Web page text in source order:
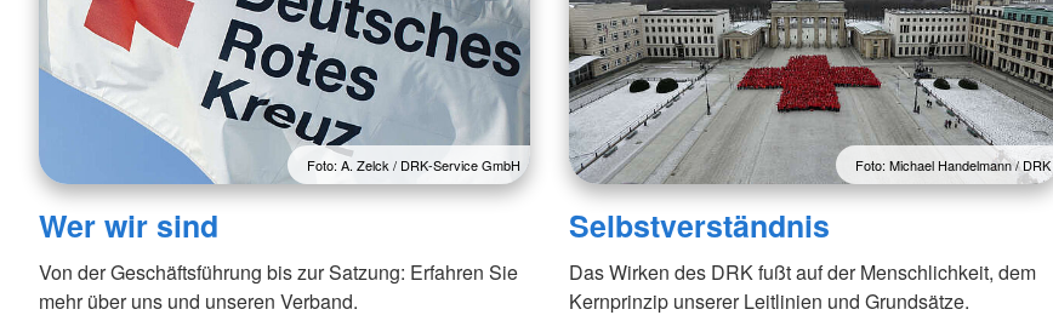
Foto: A. Zelck / DRK-Service GmbH
Wer wir sind
Von der Geschäftsführung bis zur Satzung: Erfahren Sie
mehr über uns und unseren Verband.
Foto: Michael Handelmann / DRK
Selbstverständnis
Das Wirken des DRK fußt auf der Menschlichkeit, dem
Kernprinzip unserer Leitlinien und Grundsätze.